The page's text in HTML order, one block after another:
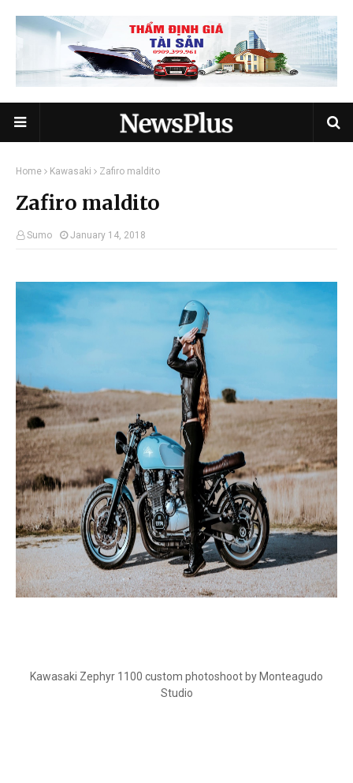
Home Kawasaki Zafiro maldito
Zafiro maldito
Sumo January 14, 2018
Kawasaki Zephyr 1100 custom photoshoot by Monteagudo
Studio